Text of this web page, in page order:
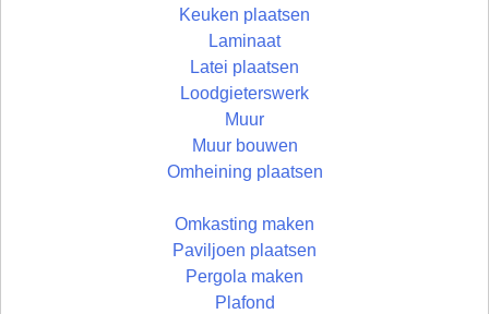
Keuken plaatsen
Laminaat
Latei plaatsen
Loodgieterswerk
Muur
Muur bouwen
Omheining plaatsen
Omkasting maken
Paviljoen plaatsen
Pergola maken
Plafond